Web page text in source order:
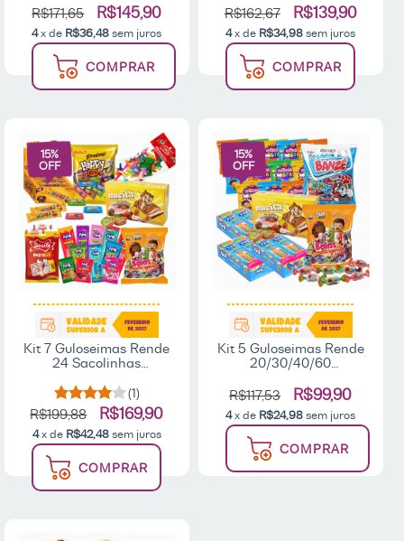
Lembrancinhas
Aniversário Infantil
Pipoquinha Fini Nucita -
Fala Comigo
R$171,65 R$145,90
4x de R$36,48 sem juros
COMPRAR
Chiclete Pastilha Bicho
Mania
R$162,67 R$139,90
4x de R$34,98sem juros
COMPRAR
15%
OFF
Kit 7 Guloseimas Rende
24 Sacolinhas
Sortido Bombom
Coloreti Bala Nucita
(1)
R$199,88 R$169,90
4x de R$42,48sem juros
COMPRAR
15%
OFF
Kit 5 Guloseimas Rende
20/30/40/60
Lembrancinhas
Aniversário Infantil
Salgadinho Bala Fini
R$117,53 R$99,90
4x de R$24,98sem juros
COMPRAR